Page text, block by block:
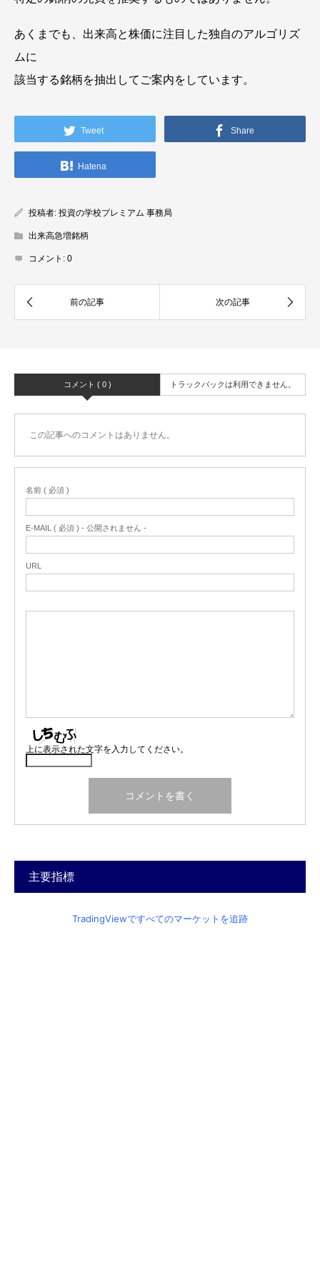
あくまでも、出来高と株価に注目した独自のアルゴリズ
ムに
該当する銘柄を抽出してご案内をしています。
Tweet Share
Hatena
投稿者: 投資の学校プレミアム 事務局
出来高急増銘柄
コメント: 0
コメント ( 0 ) トラックバックは利用できません。
この記事へのコメントはありません。
名前 ( 必須 )
E-MAIL ( 必須 ) - 公開されません -
URL
上に表示された文字を入力してください。
主要指標
TradingViewですべてのマーケットを追跡